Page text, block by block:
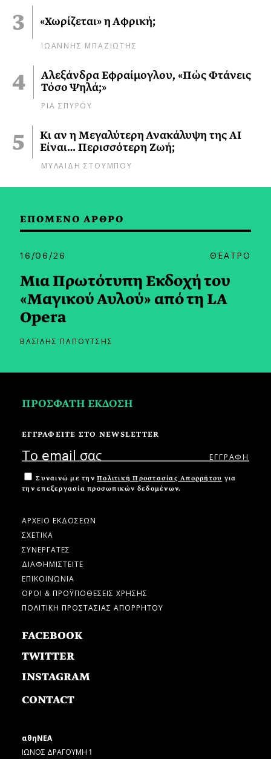
«Χωρίζεται» η Αφρική;
ΙΩΑΝΝΗΣ ΜΠΑΖΙΩΤΗΣ
Αλεξάνδρα Εφραίμογλου, «Πώς Φτάνεις
Τόσο Ψηλά;»
ΡΙΑ ΣΠΥΡΟΥ
Κι αν η Μεγαλύτερη Ανακάλυψη της AI
Είναι… Περισσότερη Ζωή;
ΜΥΛΑΙΔΗ ΣΤΟΥΜΠΟΥ
ΕΠΟΜΕΝΟ ΑΡΘΡΟ
16/06/26 ΘΕΑΤΡΟ
Μια Πρωτότυπη Εκδοχή του
«Μαγικού Αυλού» από τη LA
Opera
ΒΑΣΙΛΗΣ ΠΑΠΟΥΤΣΗΣ
ΠΡΟΣΦΑΤΗ ΕΚΔΟΣΗ
ΕΓΓΡΑΦΕΙΤΕ ΣΤΟ NEWSLETTER
Συναινώ με την Πολιτική Προστασίας Απορρήτου για
την επεξεργασία προσωπικών δεδομένων.
ΑΡΧΕΙΟ ΕΚΔΟΣΕΩΝ
ΣΧΕΤΙΚΑ
ΣΥΝΕΡΓΑΤΕΣ
ΔΙΑΦΗΜΙΣΤΕΙΤΕ
ΕΠΙΚΟΙΝΩΝΙΑ
ΟΡΟΙ & ΠΡΟΫΠΟΘΕΣΕΙΣ ΧΡΗΣΗΣ
ΠΟΛΙΤΙΚΗ ΠΡΟΣΤΑΣΙΑΣ ΑΠΟΡΡΗΤΟΥ
FACEBOOK
TWITTER
INSTAGRAM
CONTACT
αθηΝΕΑ
ΙΩΝΟΣ ΔΡΑΓΟΥΜΗ 1